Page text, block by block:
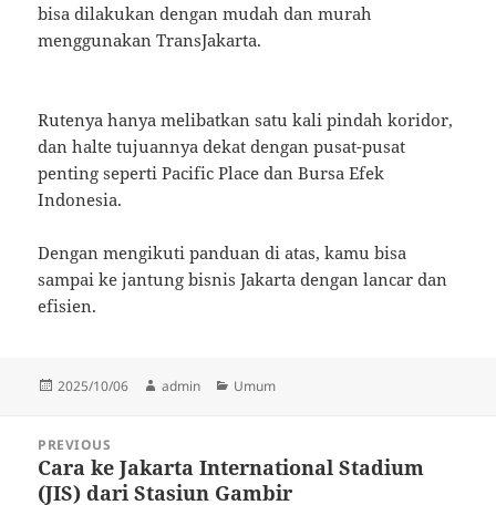
bisa dilakukan dengan mudah dan murah
menggunakan TransJakarta.
Rutenya hanya melibatkan satu kali pindah koridor,
dan halte tujuannya dekat dengan pusat-pusat
penting seperti Pacific Place dan Bursa Efek
Indonesia.
Dengan mengikuti panduan di atas, kamu bisa
sampai ke jantung bisnis Jakarta dengan lancar dan
efisien.
Posted
2025/10/06 Author
admin Categories
Umum
navigation
PREVIOUS
Previous
post:
Cara ke Jakarta International Stadium
(JIS) dari Stasiun Gambir